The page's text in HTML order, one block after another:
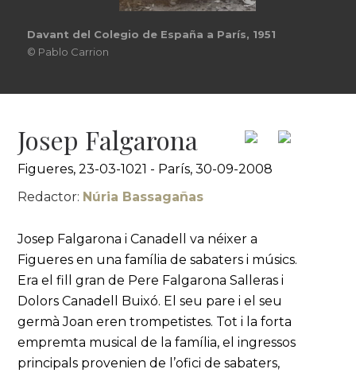
Davant del Colegio de España a París, 1951
© Pablo Carrion
Josep Falgarona
Figueres, 23-03-1021 - París, 30-09-2008
Redactor: Núria Bassagañas
Josep Falgarona i Canadell va néixer a
Figueres en una família de sabaters i músics.
Era el fill gran de Pere Falgarona Salleras i
Dolors Canadell Buixó. El seu pare i el seu
germà Joan eren trompetistes. Tot i la forta
empremta musical de la família, el ingressos
principals provenien de l’ofici de sabaters,